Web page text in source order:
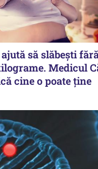
să slăbești
Medicul
cine o poate ține